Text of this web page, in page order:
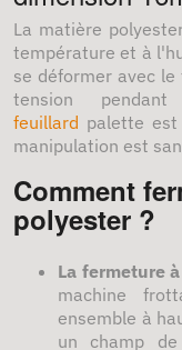
La matière
température et à
se déformer avec
tension
feuillard palette
manipulation est
Comment
polyester ?
La fermeture
machine
ensemble à
un champ